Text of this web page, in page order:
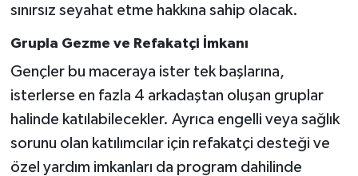
sınırsız seyahat etme hakkına sahip olacak.
Grupla Gezme ve Refakatçi İmkanı
Gençler bu maceraya ister tek başlarına,
isterlerse en fazla 4 arkadaştan oluşan gruplar
halinde katılabilecekler. Ayrıca engelli veya sağlık
sorunu olan katılımcılar için refakatçi desteği ve
özel yardım imkanları da program dahilinde